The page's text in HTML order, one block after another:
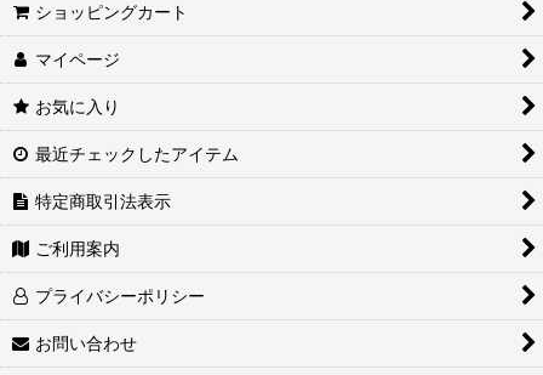
ショッピングカート
マイページ
お気に入り
最近チェックしたアイテム
特定商取引法表示
ご利用案内
プライバシーポリシー
お問い合わせ